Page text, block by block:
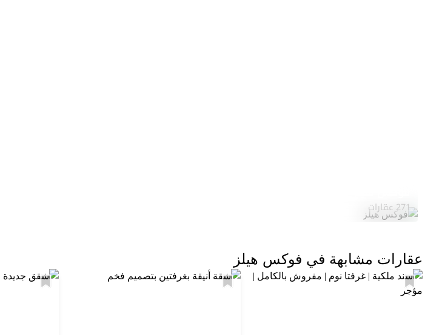
271 عقارات
عقارات مشابهة في فوكس هيلز